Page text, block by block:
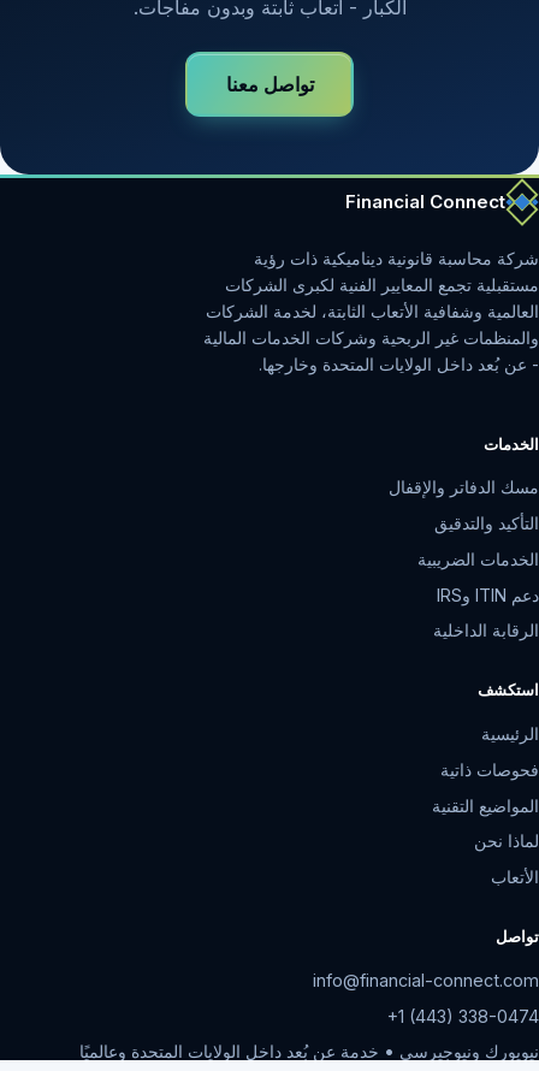
الكبار - أتعاب ثابتة وبدون مفاجآت.
تواصل معنا
Financial Connect
شركة محاسبة قانونية ديناميكية ذات رؤية
مستقبلية تجمع المعايير الفنية لكبرى الشركات
العالمية وشفافية الأتعاب الثابتة، لخدمة الشركات
والمنظمات غير الربحية وشركات الخدمات المالية
- عن بُعد داخل الولايات المتحدة وخارجها.
الخدمات
مسك الدفاتر والإقفال
التأكيد والتدقيق
الخدمات الضريبية
دعم ITIN وIRS
الرقابة الداخلية
استكشف
الرئيسية
فحوصات ذاتية
المواضيع التقنية
لماذا نحن
الأتعاب
تواصل
info@financial-connect.com
+1 (443) 338-0474
نيويورك ونيوجيرسي • خدمة عن بُعد داخل الولايات المتحدة وعالميًا